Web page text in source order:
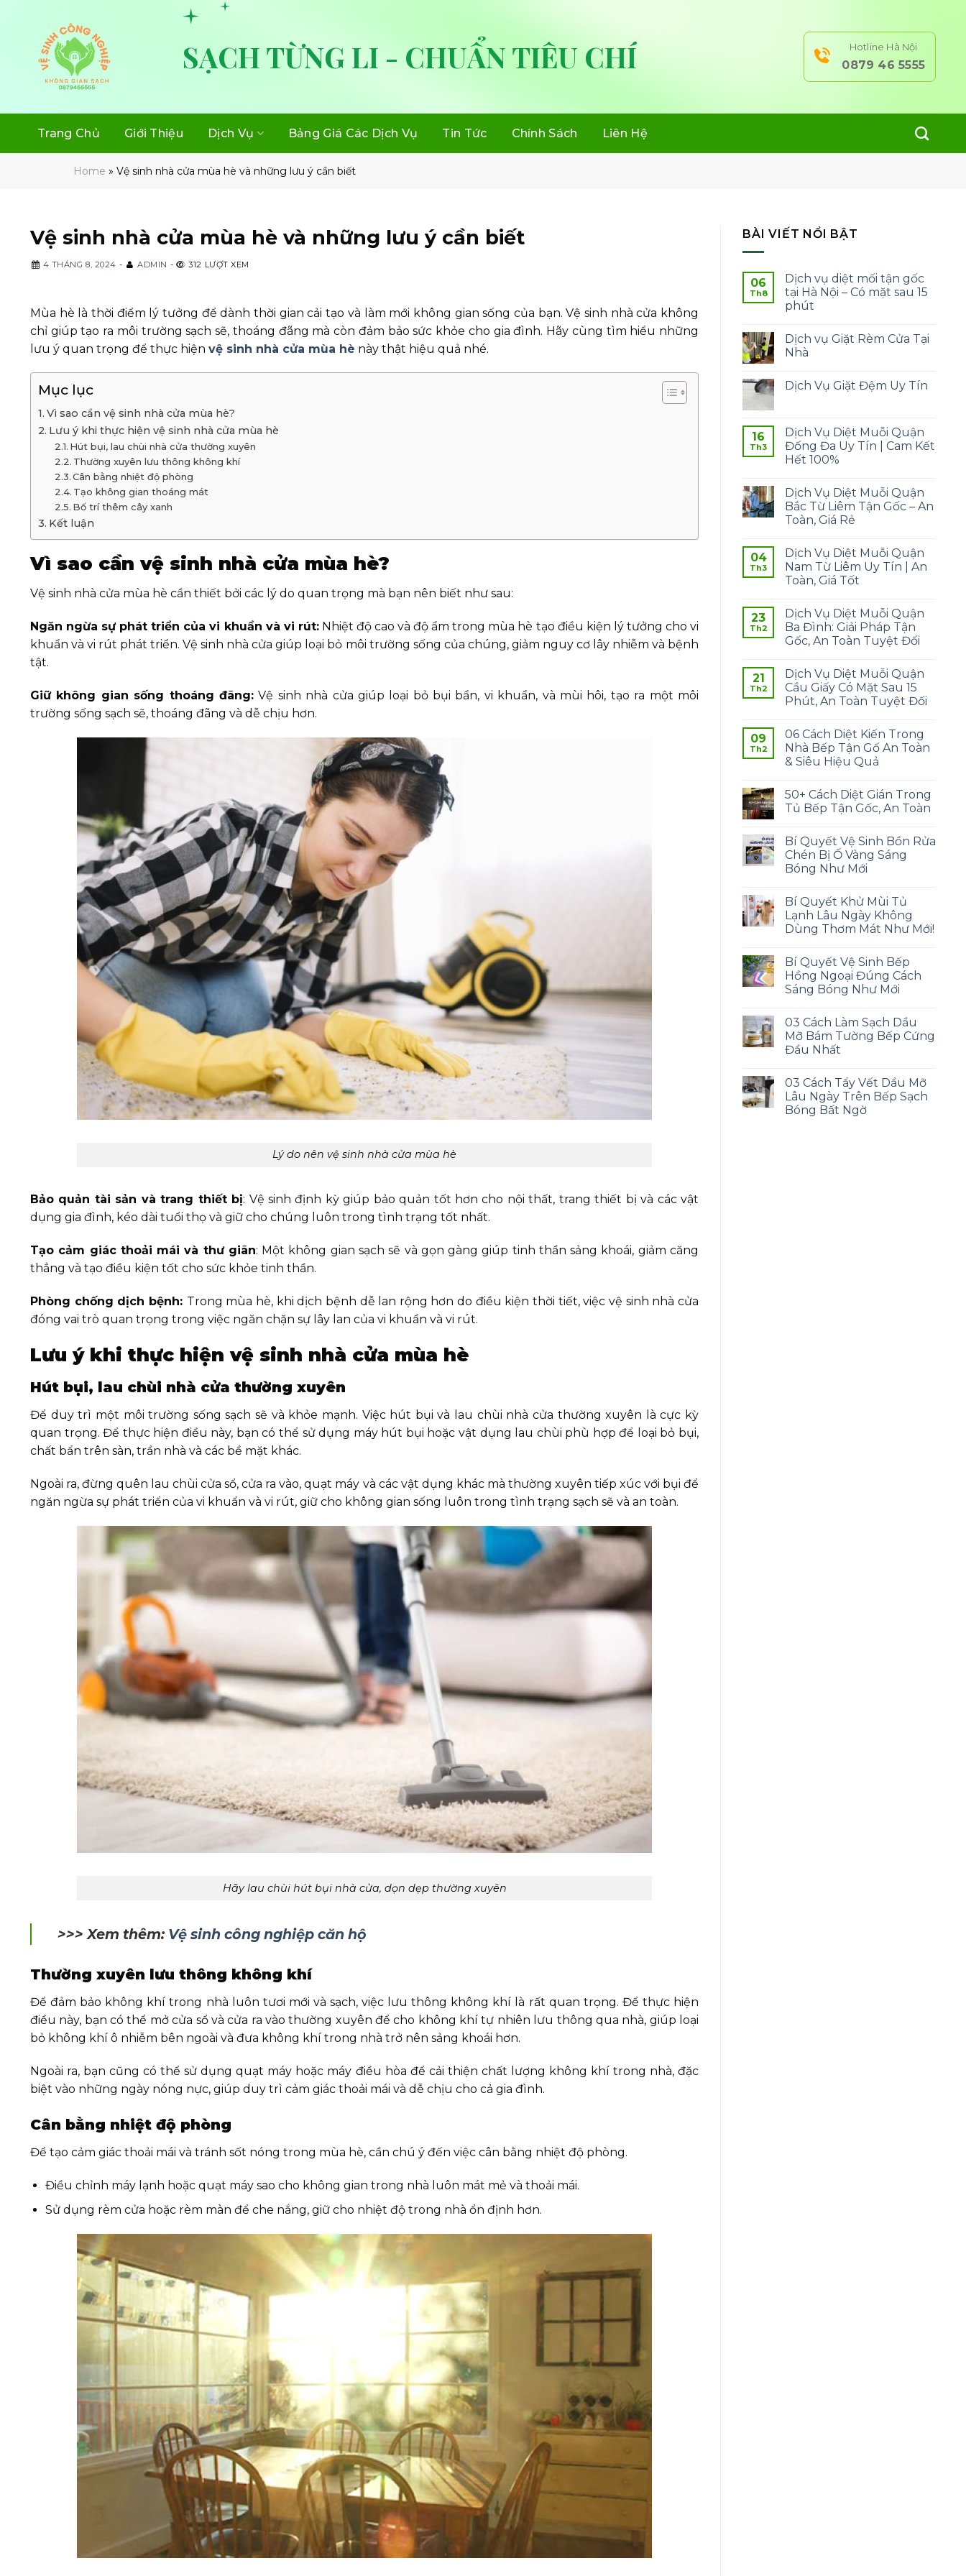
content
SẠCH TỪNG LI - CHUẨN TIÊU CHÍ Hotline Hà Nội
0879 46 5555
Trang Chủ Giới Thiệu Dịch Vụ Bảng Giá Các Dịch Vụ Tin Tức Chính Sách Liên Hệ
Home » Vệ sinh nhà cửa mùa hè và những lưu ý cần biết
Vệ sinh nhà cửa mùa hè và những lưu ý cần biết
4 THÁNG 8, 2024 - ADMIN - 312 LƯỢT XEM
Mùa hè là thời điểm lý tưởng để dành thời gian cải tạo và làm mới không gian sống của bạn. Vệ sinh nhà cửa không
chỉ giúp tạo ra môi trường sạch sẽ, thoáng đãng mà còn đảm bảo sức khỏe cho gia đình. Hãy cùng tìm hiểu những
lưu ý quan trọng để thực hiện vệ sinh nhà cửa mùa hè này thật hiệu quả nhé.
Mục lục
Vì sao cần vệ sinh nhà cửa mùa hè?
Lưu ý khi thực hiện vệ sinh nhà cửa mùa hè
Hút bụi, lau chùi nhà cửa thường xuyên
Thường xuyên lưu thông không khí
Cân bằng nhiệt độ phòng
Tạo không gian thoáng mát
Bố trí thêm cây xanh
Kết luận
Vì sao cần vệ sinh nhà cửa mùa hè?
Vệ sinh nhà cửa mùa hè cần thiết bởi các lý do quan trọng mà bạn nên biết như sau:
Ngăn ngừa sự phát triển của vi khuẩn và vi rút:Nhiệt độ cao và độ ẩm trong mùa hè tạo điều kiện lý tưởng cho vi
khuẩn và vi rút phát triển. Vệ sinh nhà cửa giúp loại bỏ môi trường sống của chúng, giảm nguy cơ lây nhiễm và bệnh
tật.
Giữ không gian sống thoáng đãng:Vệ sinh nhà cửa giúp loại bỏ bụi bẩn, vi khuẩn, và mùi hôi, tạo ra một môi
trường sống sạch sẽ, thoáng đãng và dễ chịu hơn.
Lý do nên vệ sinh nhà cửa mùa hè
Bảo quản tài sản và trang thiết bị: Vệ sinh định kỳ giúp bảo quản tốt hơn cho nội thất, trang thiết bị và các vật
dụng gia đình, kéo dài tuổi thọ và giữ cho chúng luôn trong tình trạng tốt nhất.
Tạo cảm giác thoải mái và thư giãn: Một không gian sạch sẽ và gọn gàng giúp tinh thần sảng khoái, giảm căng
thẳng và tạo điều kiện tốt cho sức khỏe tinh thần.
Phòng chống dịch bệnh: Trong mùa hè, khi dịch bệnh dễ lan rộng hơn do điều kiện thời tiết, việc vệ sinh nhà cửa
đóng vai trò quan trọng trong việc ngăn chặn sự lây lan của vi khuẩn và vi rút.
Lưu ý khi thực hiện vệ sinh nhà cửa mùa hè
Hút bụi, lau chùi nhà cửa thường xuyên
Để duy trì một môi trường sống sạch sẽ và khỏe mạnh. Việc hút bụi và lau chùi nhà cửa thường xuyên là cực kỳ
quan trọng. Để thực hiện điều này, bạn có thể sử dụng máy hút bụi hoặc vật dụng lau chùi phù hợp để loại bỏ bụi,
chất bẩn trên sàn, trần nhà và các bề mặt khác.
Ngoài ra, đừng quên lau chùi cửa sổ, cửa ra vào, quạt máy và các vật dụng khác mà thường xuyên tiếp xúc với bụi để
ngăn ngừa sự phát triển của vi khuẩn và vi rút, giữ cho không gian sống luôn trong tình trạng sạch sẽ và an toàn.
Hãy lau chùi hút bụi nhà cửa, dọn dẹp thường xuyên
>>> Xem thêm: Vệ sinh công nghiệp căn hộ
Thường xuyên lưu thông không khí
Để đảm bảo không khí trong nhà luôn tươi mới và sạch, việc lưu thông không khí là rất quan trọng. Để thực hiện
điều này, bạn có thể mở cửa sổ và cửa ra vào thường xuyên để cho không khí tự nhiên lưu thông qua nhà, giúp loại
bỏ không khí ô nhiễm bên ngoài và đưa không khí trong nhà trở nên sảng khoái hơn.
Ngoài ra, bạn cũng có thể sử dụng quạt máy hoặc máy điều hòa để cải thiện chất lượng không khí trong nhà, đặc
biệt vào những ngày nóng nực, giúp duy trì cảm giác thoải mái và dễ chịu cho cả gia đình.
Cân bằng nhiệt độ phòng
Để tạo cảm giác thoải mái và tránh sốt nóng trong mùa hè, cần chú ý đến việc cân bằng nhiệt độ phòng.
Điều chỉnh máy lạnh hoặc quạt máy sao cho không gian trong nhà luôn mát mẻ và thoải mái.
Sử dụng rèm cửa hoặc rèm màn để che nắng, giữ cho nhiệt độ trong nhà ổn định hơn.
BÀI VIẾT NỔI BẬT
06
Th8
Dịch vụ diệt mối tận gốc
tại Hà Nội – Có mặt sau 15
phút
Dịch vụ Giặt Rèm Cửa Tại
Nhà
Dịch Vụ Giặt Đệm Uy Tín
16
Th3
Dịch Vụ Diệt Muỗi Quận
Đống Đa Uy Tín | Cam Kết
Hết 100%
Dịch Vụ Diệt Muỗi Quận
Bắc Từ Liêm Tận Gốc – An
Toàn, Giá Rẻ
04
Th3
Dịch Vụ Diệt Muỗi Quận
Nam Từ Liêm Uy Tín | An
Toàn, Giá Tốt
23
Th2
Dịch Vụ Diệt Muỗi Quận
Ba Đình: Giải Pháp Tận
Gốc, An Toàn Tuyệt Đối
21
Th2
Dịch Vụ Diệt Muỗi Quận
Cầu Giấy Có Mặt Sau 15
Phút, An Toàn Tuyệt Đối
09
Th2
06 Cách Diệt Kiến Trong
Nhà Bếp Tận Gố An Toàn
& Siêu Hiệu Quả
50+ Cách Diệt Gián Trong
Tủ Bếp Tận Gốc, An Toàn
Bí Quyết Vệ Sinh Bồn Rửa
Chén Bị Ố Vàng Sáng
Bóng Như Mới
Bí Quyết Khử Mùi Tủ
Lạnh Lâu Ngày Không
Dùng Thơm Mát Như Mới!
Bí Quyết Vệ Sinh Bếp
Hồng Ngoại Đúng Cách
Sáng Bóng Như Mới
03 Cách Làm Sạch Dầu
Mỡ Bám Tường Bếp Cứng
Đầu Nhất
03 Cách Tẩy Vết Dầu Mỡ
Lâu Ngày Trên Bếp Sạch
Bóng Bất Ngờ